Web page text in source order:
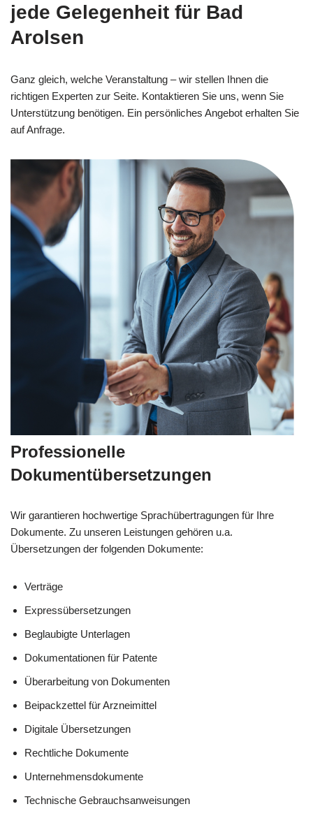
jede Gelegenheit für Bad
Arolsen
Ganz gleich, welche Veranstaltung – wir stellen Ihnen die
richtigen Experten zur Seite. Kontaktieren Sie uns, wenn Sie
Unterstützung benötigen. Ein persönliches Angebot erhalten Sie
auf Anfrage.
Professionelle
Dokumentübersetzungen
Wir garantieren hochwertige Sprachübertragungen für Ihre
Dokumente. Zu unseren Leistungen gehören u.a.
Übersetzungen der folgenden Dokumente:
Verträge
Expressübersetzungen
Beglaubigte Unterlagen
Dokumentationen für Patente
Überarbeitung von Dokumenten
Beipackzettel für Arzneimittel
Digitale Übersetzungen
Rechtliche Dokumente
Unternehmensdokumente
Technische Gebrauchsanweisungen